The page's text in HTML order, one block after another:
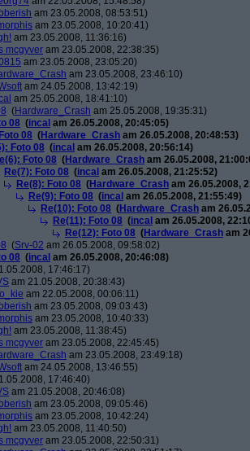
am 23.05.2008, 08:53:51)
am 23.05.2008, 10:20:41)
am 23.05.2008, 11:36:16)
mcgyver am 23.05.2008, 22:38:35)
am 23.05.2008, 23:05:20)
am 23.05.2008, 23:46:10)
am 24.05.2008, 13:42:19)
am 25.05.2008, 18:41:10)
(Hardware_Crash am 25.05.2008, 19:35:31)
08 (incal am 26.05.2008, 20:45:05)
08 (Hardware_Crash am 26.05.2008, 20:48:53)
Foto 08 (incal am 26.05.2008, 20:56:14)
Foto 08 (Hardware_Crash am 26.05.2008,
Re(7): Foto 08 (incal am 26.05.2008, 21:25:52)
Re(8): Foto 08 (Hardware_Crash am 26.05.2008,
Re(9): Foto 08 (incal am 26.05.2008, 21:55:49)
Re(10): Foto 08 (Hardware_Crash am
Re(11): Foto 08 (incal am 26.05.2008,
Re(12): Foto 08 (Hardware_Crash am
(Srv-02 am 26.05.2008, 09:58:02)
08 (incal am 26.05.2008, 20:46:08)
17:46:17)
am 21.05.2008, 20:38:43)
am 22.05.2008, 00:06:11)
am 23.05.2008, 09:03:43)
am 23.05.2008, 10:40:33)
am 23.05.2008, 11:38:45)
mcgyver am 23.05.2008, 22:45:45)
am 23.05.2008, 23:49:18)
am 24.05.2008, 13:46:55)
17:46:40)
am 21.05.2008, 20:46:08)
am 23.05.2008, 09:05:46)
am 23.05.2008, 10:42:24)
am 23.05.2008, 11:40:50)
mcgyver am 23.05.2008, 22:50:31)